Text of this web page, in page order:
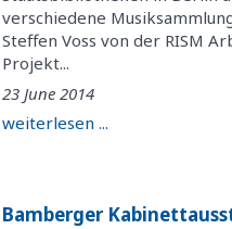
verschiedene
Steffen Voss von der RISM
Projekt...
23 June 2014
weiterlesen ...
Bamberger